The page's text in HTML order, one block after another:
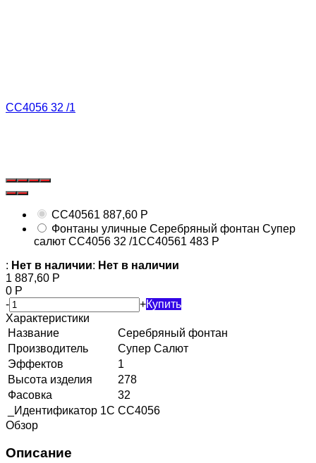
СС40561 887,60 Р
Фонтаны уличные Серебряный фонтан Супер
салют CC4056 32 /1CC40561 483 Р
: Нет в наличии: Нет в наличии
1 887,60 Р
0 Р
-
+Купить
Характеристики
Название
Серебряный фонтан
Производитель
Супер Салют
Эффектов
1
Высота изделия
278
Фасовка
32
_Идентификатор 1С CC4056
Обзор
Описание